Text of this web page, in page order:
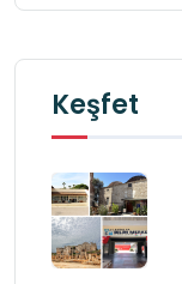
Keşfet